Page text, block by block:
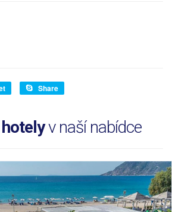
Share
v naší nabídce